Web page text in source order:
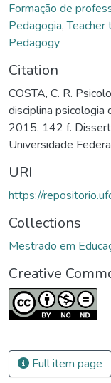
Formação de
Pedagogia,Teacher
Pedagogy
Citation
COSTA, C. R.
disciplina psicologia
2015. 142 f.
Universidade
URI
https://
Collections
Mestrado em
Creative
Full item page